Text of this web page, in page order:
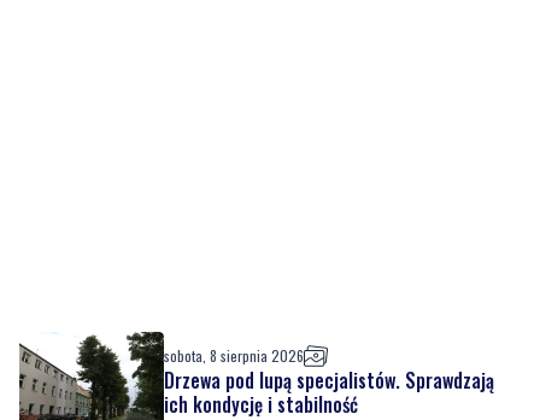
sobota, 8 sierpnia 2026
Drzewa pod lupą specjalistów. Sprawdzają
ich kondycję i stabilność